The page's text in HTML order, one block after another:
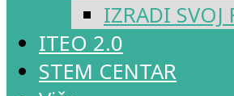
IZRADI SVOJ
ITEO 2.0
STEM CENTAR